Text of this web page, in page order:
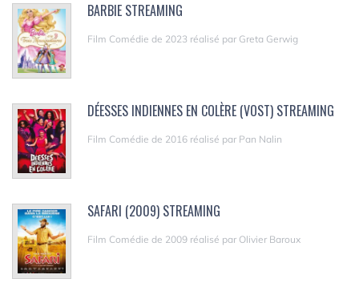
BARBIE STREAMING
Film Comédie de 2023 réalisé par Greta Gerwig
DÉESSES INDIENNES EN COLÈRE (VOST) STREAMING
Film Comédie de 2016 réalisé par Pan Nalin
SAFARI (2009) STREAMING
Film Comédie de 2009 réalisé par Olivier Baroux